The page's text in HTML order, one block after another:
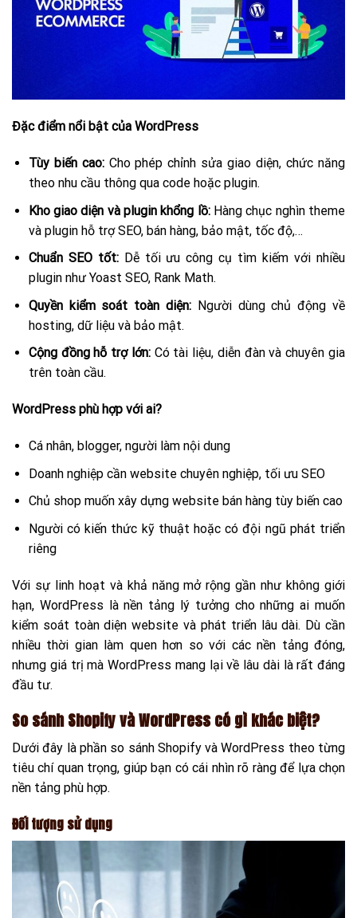
Đặc điểm nổi bật của WordPress
Tùy biến cao:Cho phép chỉnh sửa giao diện, chức năng
theo nhu cầu thông qua code hoặc plugin.
Kho giao diện và plugin khổng lồ:Hàng chục nghìn theme
và plugin hỗ trợ SEO, bán hàng, bảo mật, tốc độ,…
Chuẩn SEO tốt:Dễ tối ưu công cụ tìm kiếm với nhiều
plugin như Yoast SEO, Rank Math.
Quyền kiểm soát toàn diện: Người dùng chủ động về
hosting, dữ liệu và bảo mật.
Cộng đồng hỗ trợ lớn:Có tài liệu, diễn đàn và chuyên gia
trên toàn cầu.
WordPress phù hợp với ai?
Cá nhân, blogger, người làm nội dung
Doanh nghiệp cần website chuyên nghiệp, tối ưu SEO
Chủ shop muốn xây dựng website bán hàng tùy biến cao
Người có kiến thức kỹ thuật hoặc có đội ngũ phát triển
riêng
Với sự linh hoạt và khả năng mở rộng gần như không giới
hạn, WordPress là nền tảng lý tưởng cho những ai muốn
kiểm soát toàn diện website và phát triển lâu dài. Dù cần
nhiều thời gian làm quen hơn so với các nền tảng đóng,
nhưng giá trị mà WordPress mang lại về lâu dài là rất đáng
đầu tư.
So sánh Shopify và WordPress có gì khác biệt?
Dưới đây là phần so sánh Shopify và WordPress theo từng
tiêu chí quan trọng, giúp bạn có cái nhìn rõ ràng để lựa chọn
nền tảng phù hợp.
Đối tượng sử dụng